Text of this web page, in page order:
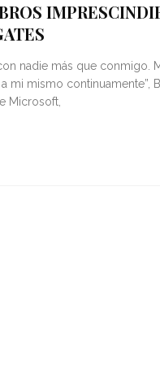
nadie más que conmigo.
mi mismo continuamente”,
Microsoft,